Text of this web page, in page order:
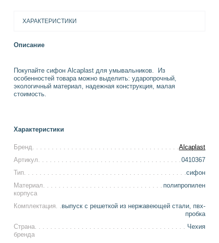
ХАРАКТЕРИСТИКИ
Описание
Покупайте сифон Alcaplast для умывальников. Из
особенностей товара можно выделить: ударопрочный,
экологичный материал, надежная конструкция, малая
стоимость.
Характеристики
Бренд
Alcaplast
Артикул
0410367
Тип
сифон
Материал
корпуса
полипропилен
Комплектация
выпуск с решеткой из нержавеющей стали, пвх-
пробка
Страна
бренда
Чехия